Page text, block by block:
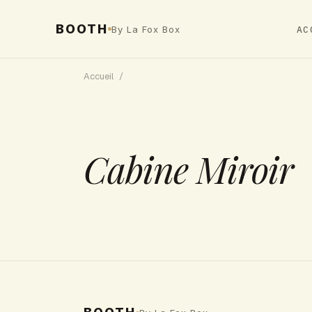
BOOTH By La Fox Box
Accueil /
Cabine Miroir